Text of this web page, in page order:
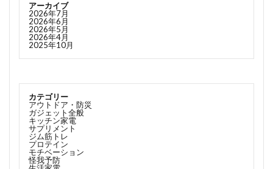
アーカイブ
2026年7月
2026年6月
2026年5月
2026年4月
2025年10月
カテゴリー
アウトドア・防災
ガジェット全般
キッチン家電
サプリメント
ジム筋トレ
プロテイン
モチベーション
怪我予防